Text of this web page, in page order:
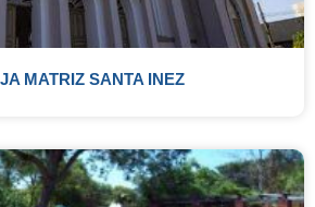
MATRIZ SANTA INEZ